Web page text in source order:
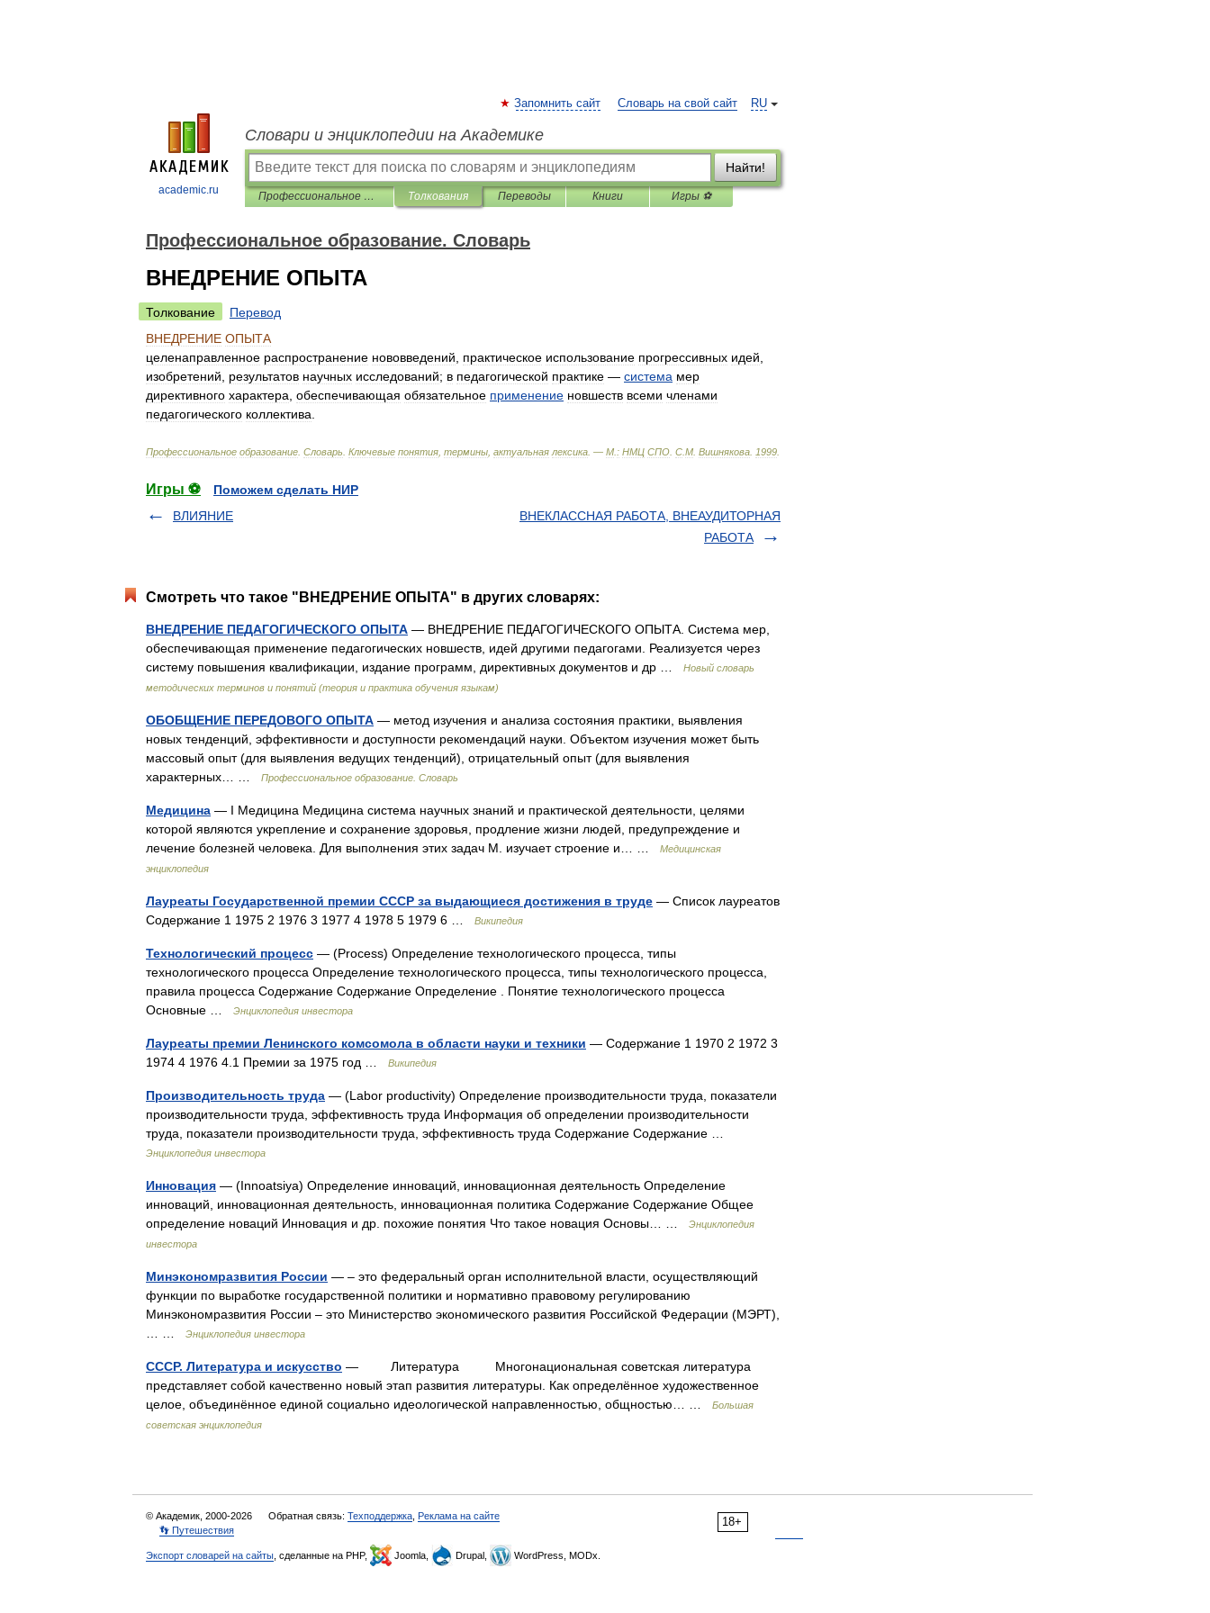
academic.ru
RU
Запомнить сайт Словарь на свой сайт
Словари и энциклопедии на Академике
Найти!
Профессиональное образование. Словарь Толкования Переводы Книги Игры ⚽
Профессиональное образование. Словарь
ВНЕДРЕНИЕ ОПЫТА
Толкование
Перевод
ВНЕДРЕНИЕ ОПЫТА
целенаправленное распространение нововведений практическое использование прогрессивных идей
изобретений
результатов научных исследований; в педагогической практике — система мер
директивного характера обеспечивающая обязательное применение новшеств всеми членами
педагогического коллектива
Профессиональное образование Словарь Ключевые понятия термины актуальная лексика . — М : НМЦ СПО С М Вишнякова 1999
Игры ⚽
Поможем сделать НИР
ВЛИЯНИЕ
ВНЕКЛАССНАЯ РАБОТА, ВНЕАУДИТОРНАЯ
РАБОТА
Смотреть что такое "ВНЕДРЕНИЕ ОПЫТА" в других словарях:
ВНЕДРЕНИЕ ПЕДАГОГИЧЕСКОГО ОПЫТА — ВНЕДРЕНИЕ ПЕДАГОГИЧЕСКОГО ОПЫТА. Система мер,
обеспечивающая применение педагогических новшеств, идей другими педагогами. Реализуется через
систему повышения квалификации, издание программ, директивных документов и др …
Новый словарь
методических терминов и понятий (теория и практика обучения языкам)
ОБОБЩЕНИЕ ПЕРЕДОВОГО ОПЫТА — метод изучения и анализа состояния практики, выявления
новых тенденций, эффективности и доступности рекомендаций науки. Объектом изучения может быть
массовый опыт (для выявления ведущих тенденций), отрицательный опыт (для выявления
характерных… …
Профессиональное образование. Словарь
Медицина — I Медицина Медицина система научных знаний и практической деятельности, целями
которой являются укрепление и сохранение здоровья, продление жизни людей, предупреждение и
лечение болезней человека. Для выполнения этих задач М. изучает строение и… …
Медицинская
энциклопедия
Лауреаты Государственной премии СССР за выдающиеся достижения в труде — Список лауреатов
Содержание 1 1975 2 1976 3 1977 4 1978 5 1979 6 …
Википедия
Технологический процесс — (Process) Определение технологического процесса, типы
технологического процесса Определение технологического процесса, типы технологического процесса,
правила процесса Содержание Содержание Определение . Понятие технологического процесса
Основные …
Энциклопедия инвестора
Лауреаты премии Ленинского комсомола в области науки и техники — Содержание 1 1970 2 1972 3
1974 4 1976 4.1 Премии за 1975 год …
Википедия
Производительность труда — (Labor productivity) Определение производительности труда, показатели
производительности труда, эффективность труда Информация об определении производительности
труда, показатели производительности труда, эффективность труда Содержание Содержание …
Энциклопедия инвестора
Инновация — (Innoatsiya) Определение инноваций, инновационная деятельность Определение
инноваций, инновационная деятельность, инновационная политика Содержание Содержание Общее
определение новаций Инновация и др. похожие понятия Что такое новация Основы… …
Энциклопедия
инвестора
Минэкономразвития России — – это федеральный орган исполнительной власти, осуществляющий
функции по выработке государственной политики и нормативно правовому регулированию
Минэкономразвития России – это Министерство экономического развития Российской Федерации (МЭРТ),
Энциклопедия инвестора
СССР. Литература и искусство — Литература Многонациональная советская литература
представляет собой качественно новый этап развития литературы. Как определённое художественное
целое, объединённое единой социально идеологической направленностью, общностью… …
Большая
советская энциклопедия
18+
© Академик, 2000-2026 Обратная связь: Техподдержка Реклама на сайте
👣 Путешествия
Экспорт словарей на сайты , сделанные на PHP, Joomla, Drupal, WordPress, MODx.